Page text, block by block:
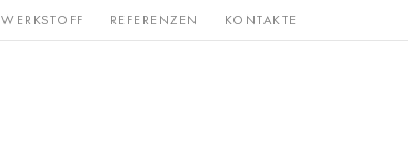
WERKSTOFF REFERENZEN KONTAKTE
Seltene Erden &